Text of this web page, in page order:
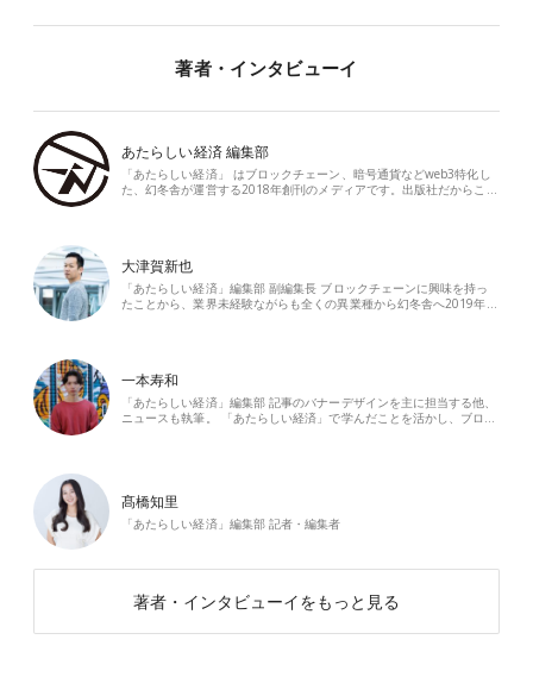
著者・インタビューイ
あたらしい経済 編集部
「あたらしい経済」 はブロックチェーン、暗号通貨などweb3特化し
た、幻冬舎が運営する2018年創刊のメディアです。出版社だからこ…
大津賀新也
「あたらしい経済」編集部 副編集長 ブロックチェーンに興味を持っ
たことから、業界未経験ながらも全くの異業種から幻冬舎へ2019年…
一本寿和
「あたらしい経済」編集部 記事のバナーデザインを主に担当する他、
ニュースも執筆。 「あたらしい経済」で学んだことを活かし、ブロ…
髙橋知里
「あたらしい経済」編集部 記者・編集者
著者・インタビューイをもっと見る